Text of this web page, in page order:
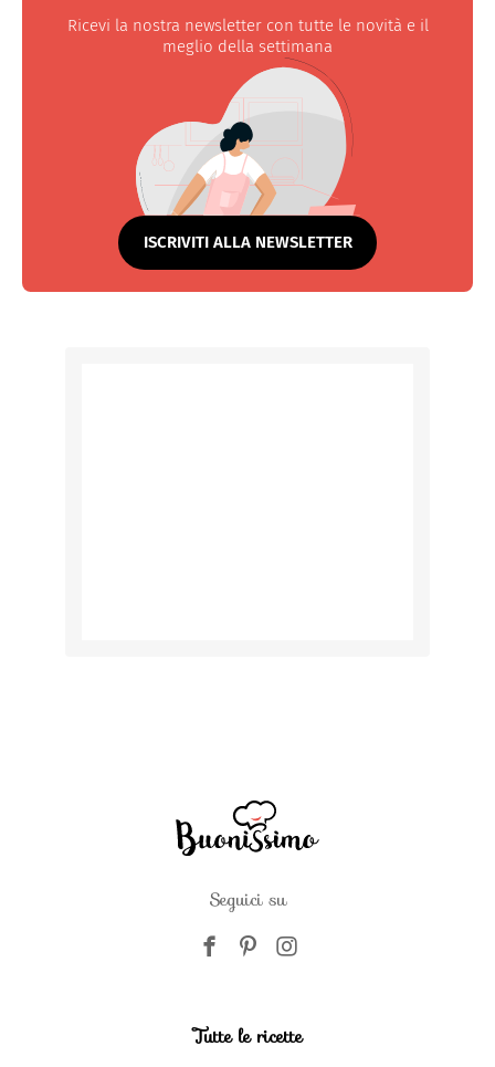
Ricevi la nostra newsletter con tutte le novità e il
meglio della settimana
ISCRIVITI ALLA NEWSLETTER
Seguici su
Tutte le ricette